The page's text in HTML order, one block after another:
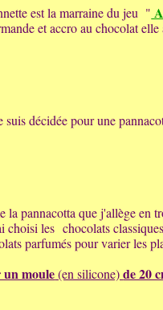
est la marraine du jeu "
et accro au chocolat
suis décidée pour une
la pannacotta que j'allège en
choisi les chocolats
parfumés pour varier les
un moule(en silicone)de 20